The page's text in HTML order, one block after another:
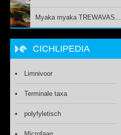
Myaka myaka TREWAVAS...
CICHLIPEDIA
Limnivoor
Terminale taxa
polyfyletisch